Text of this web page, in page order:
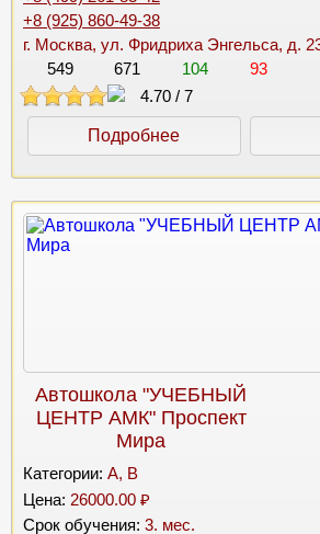
+8 (925) 860-49-38
г. Москва, ул. Фридриха Энгельса, д.
549
671 104
93
4.70 / 7
Подробнее
Автошкола "УЧЕБНЫЙ
ЦЕНТР АМК" Проспект
Мира
Категории: A, B
Цена: 26000.00 ₽
Срок обучения: 3. мес.